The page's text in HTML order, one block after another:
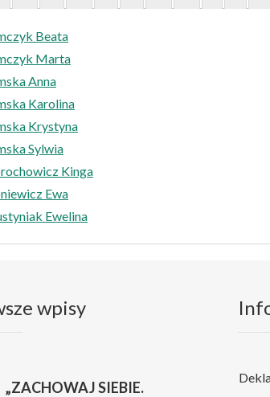
Beata
Marta
Anna
Karolina
Krystyna
Sylwia
Kinga
Ewa
Ewelina
wpisy
„ZACHOWAJ SIEBIE.